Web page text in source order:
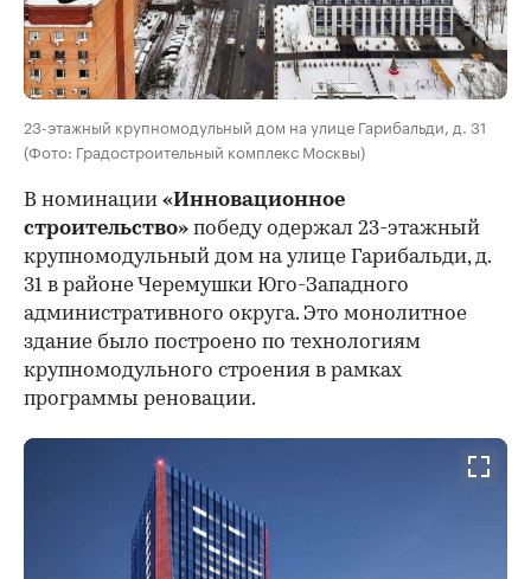
23-этажный крупномодульный дом на улице Гарибальди, д. 31
(Фото: Градостроительный комплекс Москвы)
В номинации «Инновационное
строительство» победу одержал 23-этажный
крупномодульный дом на улице Гарибальди, д.
31 в районе Черемушки Юго-Западного
административного округа. Это монолитное
здание было построено по технологиям
крупномодульного строения в рамках
программы реновации.